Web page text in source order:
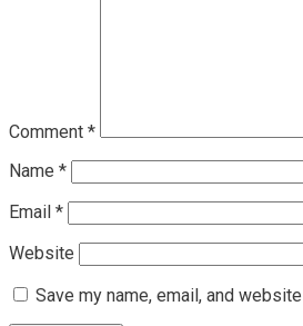
Comment *
Name *
Email *
Website
Save my name, email, and